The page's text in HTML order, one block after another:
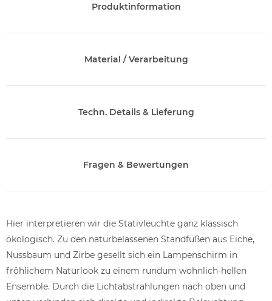
Produktinformation
Material / Verarbeitung
Techn. Details & Lieferung
Fragen & Bewertungen
Hier interpretieren wir die Stativleuchte ganz klassisch
ökologisch. Zu den naturbelassenen Standfüßen aus Eiche,
Nussbaum und Zirbe gesellt sich ein Lampenschirm in
fröhlichem Naturlook zu einem rundum wohnlich-hellen
Ensemble. Durch die Lichtabstrahlungen nach oben und